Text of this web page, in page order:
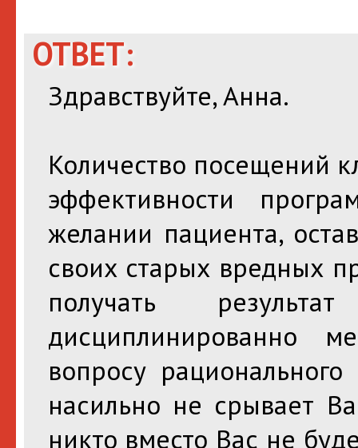
ОТВЕТ:
Здравствуйте, Анна.
Количество посещений
эффективности
желании пациента,
своих старых вредных
получать
дисциплинированно
вопросу
насильно не срывает
никто вместо Вас не